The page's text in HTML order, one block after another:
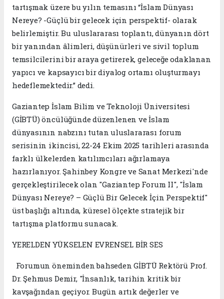
tartışmak üzere bu yılın temasını “İslam Dünyası
Nereye? -Güçlü bir gelecek için perspektif- olarak
belirlemiştir. Bu uluslararası toplantı, dünyanın dört
bir yanından âlimleri, düşünürleri ve sivil toplum
temsilcilerini bir araya getirerek, geleceğe odaklanan
yapıcı ve kapsayıcı bir diyalog ortamı oluşturmayı
hedeflemektedir.” dedi.
Gaziantep İslam Bilim ve Teknoloji Üniversitesi
(GİBTÜ) öncülüğünde düzenlenen ve İslam
dünyasının nabzını tutan uluslararası forum
serisinin ikincisi, 22-24 Ekim 2025 tarihleri arasında
farklı ülkelerden katılımcıları ağırlamaya
hazırlanıyor. Şahinbey Kongre ve Sanat Merkezi'nde
gerçekleştirilecek olan "Gaziantep Forum II", "İslam
Dünyası Nereye? – Güçlü Bir Gelecek İçin Perspektif"
üst başlığı altında, küresel ölçekte stratejik bir
tartışma platformu sunacak.
YERELDEN YÜKSELEN EVRENSEL BİR SES
Forumun öneminden bahseden GİBTÜ Rektörü Prof.
Dr. Şehmus Demir, "İnsanlık, tarihin kritik bir
kavşağından geçiyor. Bugün artık değerler ve